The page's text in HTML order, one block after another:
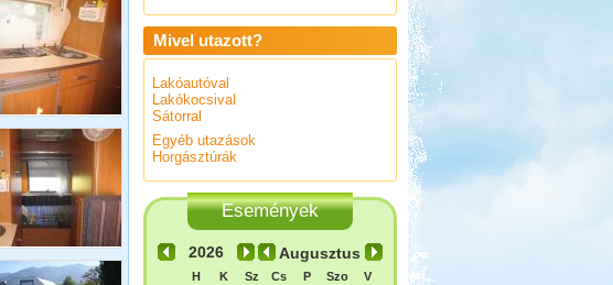
Mivel utazott?
Lakóautóval
Lakókocsival
Sátorral
Egyéb utazások
Horgásztúrák
Események
Augusztus
H K Sz Cs P Szo V